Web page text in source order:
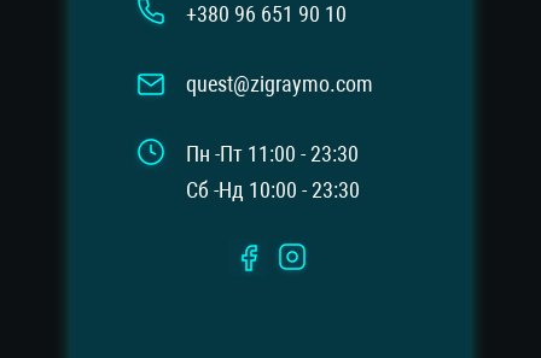
+380 96 651 90 10
quest@zigraymo.com
Пн -Пт 11:00 - 23:30
Сб -Нд 10:00 - 23:30